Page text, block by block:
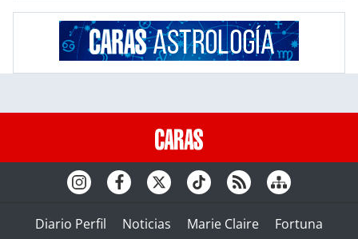
Diario Perfil Noticias Marie Claire
Fortuna